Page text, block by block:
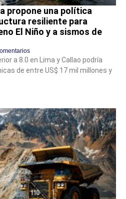
propone una política
resiliente para
El Niño y a sismos de
a 8.0 en Lima y Callao podría
de entre US$ 17 mil millones y